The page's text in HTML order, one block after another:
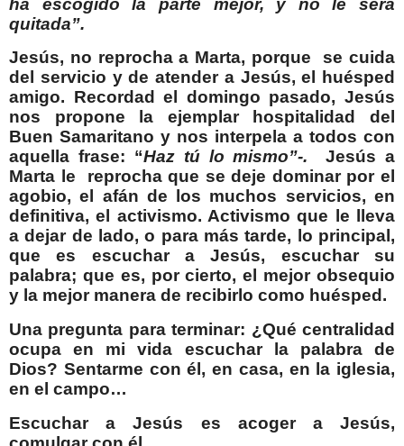
quitada”.
Jesús, no reprocha a Marta, porque
se cuida
del servicio y de atender a Jesús, el huésped
amigo. Recordad el domingo pasado, Jesús
nos propone la ejemplar hospitalidad del
Buen Samaritano y nos interpela a todos con
aquella frase: “Haz tú lo mismo”-.
Jesús a
Marta le
reprocha que se deje dominar por el
agobio, el afán de los muchos servicios, en
definitiva, el activismo. Activismo que le lleva
a dejar de lado, o para más tarde, lo principal,
que es escuchar a Jesús, escuchar su
palabra; que es, por cierto, el mejor obsequio
y la mejor manera de recibirlo como huésped.
Una pregunta para terminar: ¿Qué centralidad
ocupa en mi vida escuchar la palabra de
Dios? Sentarme con él, en casa, en la iglesia,
en el campo…
Escuchar a Jesús es acoger a Jesús,